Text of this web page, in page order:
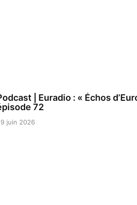
| Euradio : « Échos
72
juin 2026